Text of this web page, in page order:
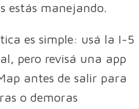
estás manejando.
es simple: usá la I-5
pero revisá una app
antes de salir para
o demoras